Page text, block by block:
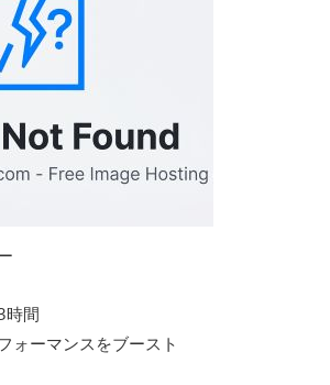
時間
ォーマンスをブースト